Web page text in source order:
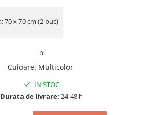
70 x 70 cm (2 buc)
n
Culoare: Multicolor
IN STOC
Durata de livrare: 24-48 h